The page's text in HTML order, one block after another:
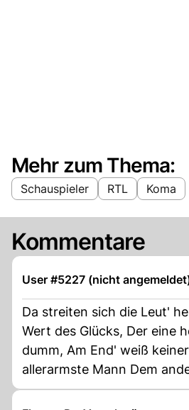
Mehr zum Thema:
Schauspieler RTL Koma
Kommentare
User #5227 (nicht
Da streiten sich die Leut'
Wert des Glücks, Der eine
dumm, Am End' weiß
allerarmste Mann Dem
Das Schicksal setzt den